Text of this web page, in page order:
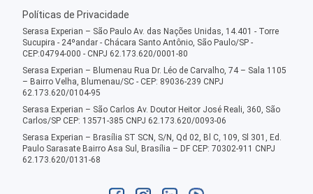
Políticas de Privacidade
Serasa Experian – São Paulo Av. das Nações Unidas, 14.401 - Torre
Sucupira - 24ºandar - Chácara Santo Antônio, São Paulo/SP -
CEP:04794-000 - CNPJ 62.173.620/0001-80
Serasa Experian – Blumenau Rua Dr. Léo de Carvalho, 74 – Sala 1105
– Bairro Velha, Blumenau/SC - CEP: 89036-239 CNPJ
62.173.620/0104-95
Serasa Experian – São Carlos Av. Doutor Heitor José Reali, 360, São
Carlos/SP CEP: 13571-385 CNPJ 62.173.620/0093-06
Serasa Experian – Brasília ST SCN, S/N, Qd 02, Bl C, 109, Sl 301, Ed.
Paulo Sarasate Bairro Asa Sul, Brasília – DF CEP: 70302-911 CNPJ
62.173.620/0131-68